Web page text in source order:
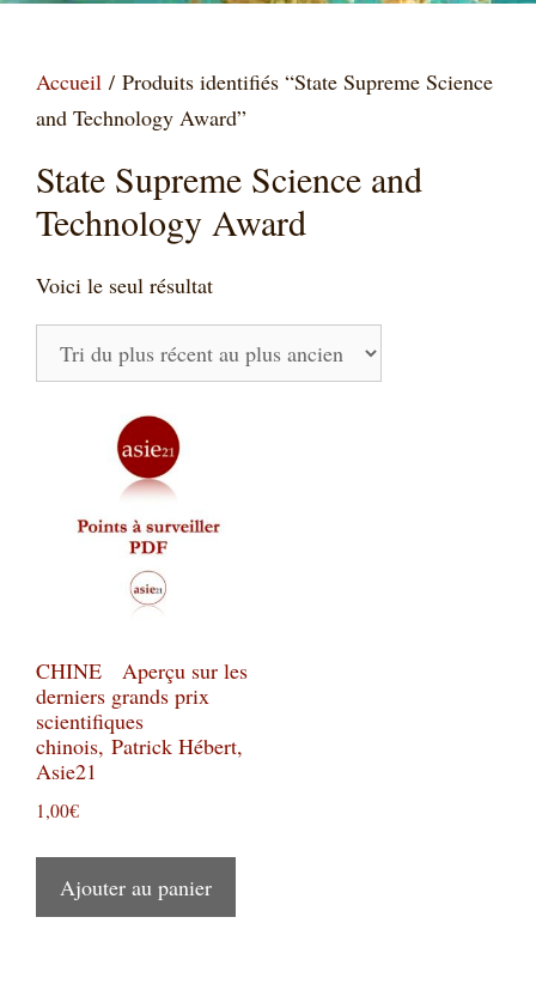
Accueil / Produits identifiés “State Supreme Science
and Technology Award”
State Supreme Science and
Technology Award
Voici le seul résultat
CHINE Aperçu sur les
derniers grands prix
scientifiques
chinois, Patrick Hébert,
Asie21
1,00€
Ajouter au panier